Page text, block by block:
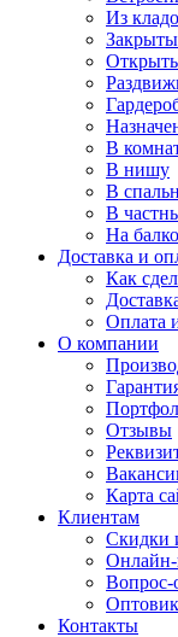
Из
В
В нишу
В
В
На
Доставка и
Как
Оплата
О компании
Отзывы
Карта
Клиентам
Скидки
Онлайн-
Вопрос-
Контакты